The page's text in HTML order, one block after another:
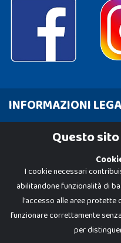
INFORMAZIONI
Cookie PolicyQuesto
I cookie necessari
abilitandone funzionalità di
l'accesso alle aree protette
funzionare correttamente
per